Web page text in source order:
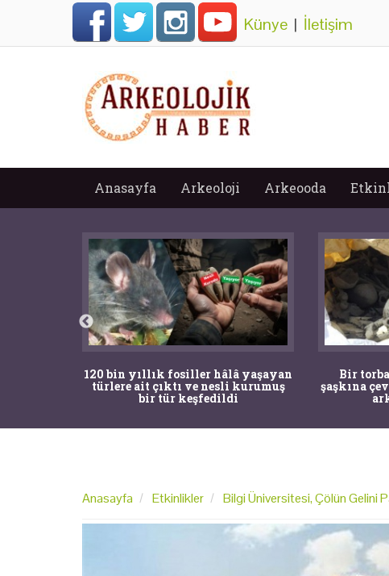
Künye | İletişim
Anasayfa Arkeoloji Arkeooda
120 bin yıllık fosiller hâlâ yaşayan
türlere ait çıktı ve nesli kurumuş
bir tür keşfedildi
Bir
şaşkına
Anasayfa Etkinlikler Bilgi Üniversitesi, Çölün Gelini